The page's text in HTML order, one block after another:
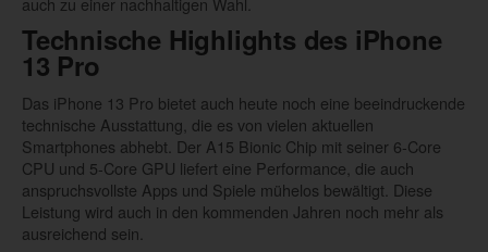
Technische Highlights des iPhone
13 Pro
Das iPhone 13 Pro bietet auch heute noch eine beeindruckende
technische Ausstattung, die es von vielen aktuellen
Smartphones abhebt. Der A15 Bionic Chip mit seiner 6-Core
CPU und 5-Core GPU liefert eine Performance, die auch
anspruchsvollste Apps und Spiele mühelos bewältigt. Diese
Leistung wird auch in den kommenden Jahren noch mehr als
ausreichend sein.